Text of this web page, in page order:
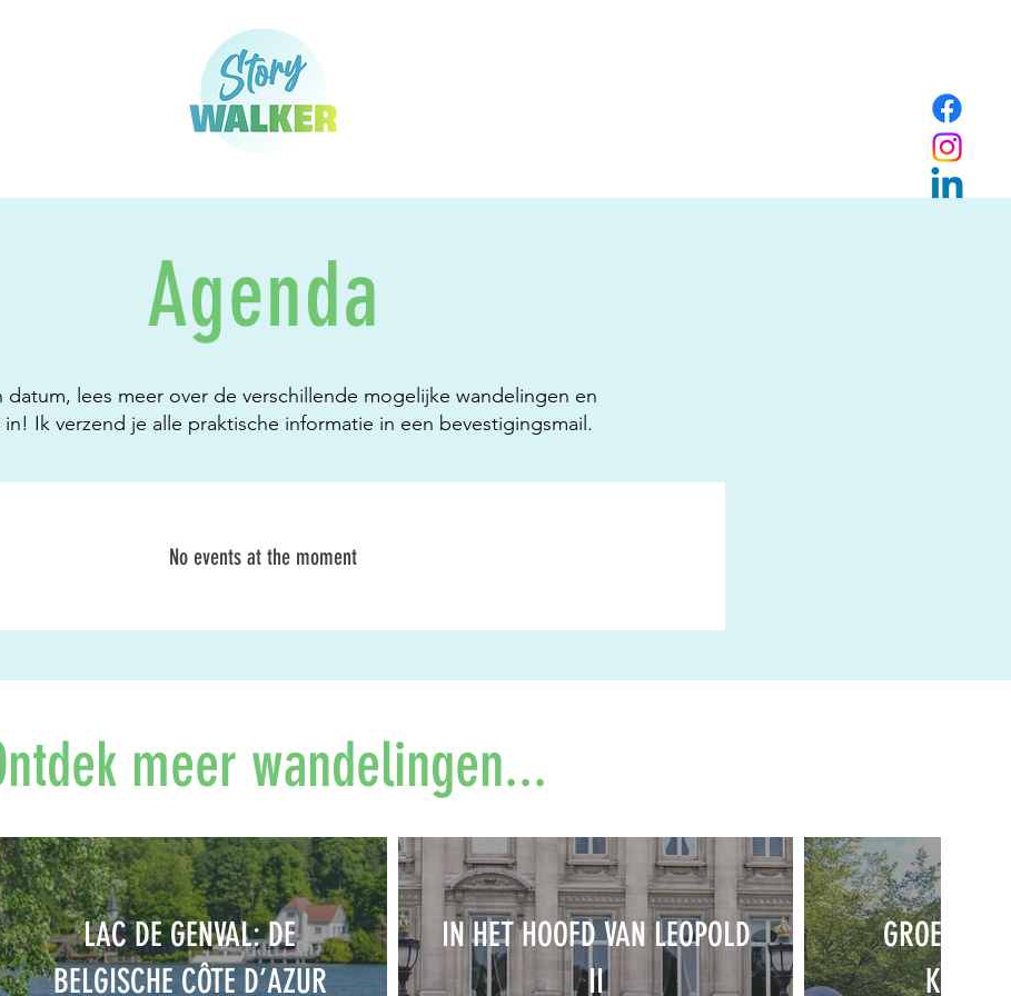
Agenda
datum, lees meer over de verschillende mogelijke wandelingen en
in! Ik verzend je alle praktische informatie in een bevestigingsmail.
No events at the moment
meer wandelingen...
LAC DE GENVAL: DE
BELGISCHE CÔTE D’AZUR
IN HET HOOFD VAN LEOPOLD
II
GROENE